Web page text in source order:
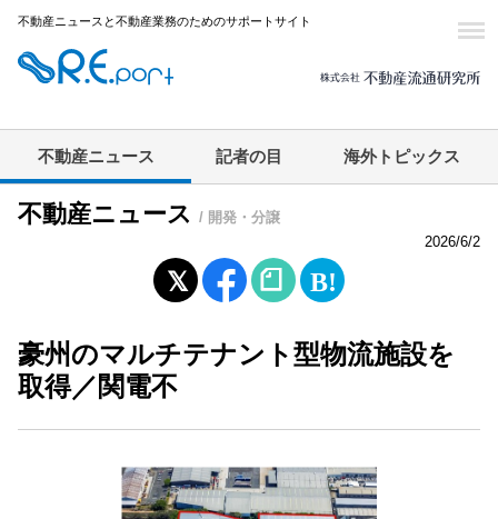
不動産ニュースと不動産業務のためのサポートサイト
不動産ニュース 記者の目 海外トピックス
不動産ニュース / 開発・分譲
2026/6/2
豪州のマルチテナント型物流施設を
取得／関電不